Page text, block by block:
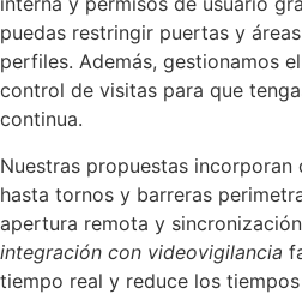
puedas restringir puertas y
perfiles. Además, gestionamos
control de visitas para que
continua.
Nuestras propuestas
hasta tornos y barreras
apertura remota y
integración con videovigilancia
tiempo real y reduce los